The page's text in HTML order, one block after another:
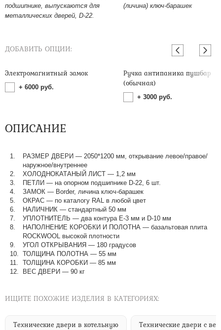
подшипнике, выпускаются для
металлических дверей, D-22.
(личина) ключ-барашек
ДОБАВИТЬ ОПЦИИ:
Электромагнитный замок
+ 6000 руб.
Ручка антипаника пушбар
(обычная)
+ 3000 руб.
ОПИСАНИЕ
РАЗМЕР ДВЕРИ — 2050*1200 мм, открывание левое/правое/
наружное/внутреннее
ХОЛОДНОКАТАНЫЙ ЛИСТ — 1,2 мм
ПЕТЛИ — на опорном подшипнике D-22, 6 шт.
ЗАМОК — Border, личина ключ-барашек
ОКРАС — по каталогу RAL в любой цвет​​​​​​​
НАЛИЧНИК — стандартный 50 мм
УПЛОТНИТЕЛЬ — два контура Е-3 мм и D-10 мм
НАПОЛНЕНИЕ КОРОБКИ И ПОЛОТНА — базальтовая плита
ROCKWOOL высокой плотности
УГОЛ ОТКРЫВАНИЯ — 180 градусов
ТОЛЩИНА ПОЛОТНА — 55 мм
ТОЛЩИНА КОРОБКИ — 85 мм
ВЕС ДВЕРИ — 90 кг
ИЩИТЕ ПОХОЖИЕ ИЗДЕЛИЯ В КАТЕГОРИЯХ:
Технические двери в котельную Технические двери с